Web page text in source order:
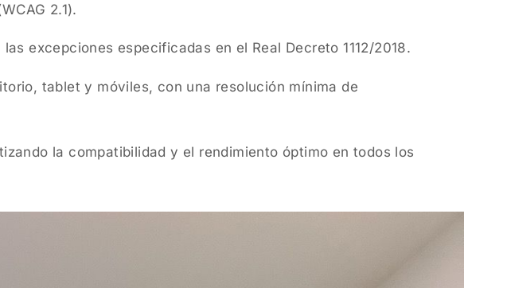
2.1).
excepciones especificadas en el Real Decreto 1112/2018.
tablet y móviles, con una resolución mínima de
la compatibilidad y el rendimiento óptimo en todos los